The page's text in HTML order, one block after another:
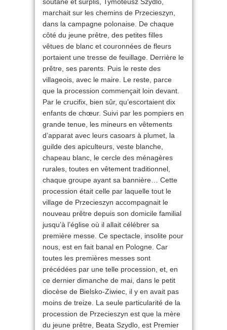
soutane et surplis, Tymoteusz Szydlo,
marchait sur les chemins de Przecieszyn,
dans la campagne polonaise. De chaque
côté du jeune prêtre, des petites filles
vêtues de blanc et couronnées de fleurs
portaient une tresse de feuillage. Derrière le
prêtre, ses parents. Puis le reste des
villageois, avec le maire. Le reste, parce
que la procession commençait loin devant.
Par le crucifix, bien sûr, qu’escortaient dix
enfants de chœur. Suivi par les pompiers en
grande tenue, les mineurs en vêtements
d’apparat avec leurs casoars à plumet, la
guilde des apiculteurs, veste blanche,
chapeau blanc, le cercle des ménagères
rurales, toutes en vêtement traditionnel,
chaque groupe ayant sa bannière… Cette
procession était celle par laquelle tout le
village de Przecieszyn accompagnait le
nouveau prêtre depuis son domicile familial
jusqu’à l’église où il allait célébrer sa
première messe. Ce spectacle, insolite pour
nous, est en fait banal en Pologne. Car
toutes les premières messes sont
précédées par une telle procession, et, en
ce dernier dimanche de mai, dans le petit
diocèse de Bielsko-Ziwiec, il y en avait pas
moins de treize. La seule particularité de la
procession de Przecieszyn est que la mère
du jeune prêtre, Beata Szydlo, est Premier